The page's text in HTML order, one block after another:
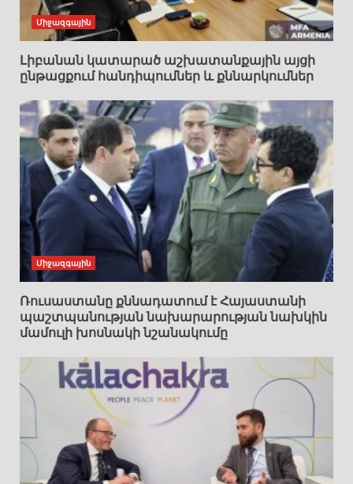
Միջազգային
Լիբանան կատարած աշխատանքային այցի
ընթացքում հանդիպումներ և քննարկումներ
Միջազգային
Ռուսաստանը քննադատում է Հայաստանի
պաշտպանության նախարարության նախկին
մամուլի խոսնակի նշանակումը